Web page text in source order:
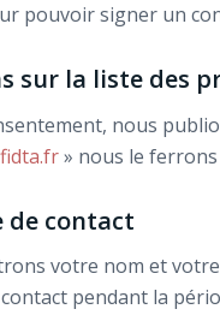
pouvoir signer un
sur la liste des
nous
» nous le
de contact
votre nom et
pendant la